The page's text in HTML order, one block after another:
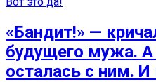
«Бандит!» —
будущего мужа. А
осталась с ним. И